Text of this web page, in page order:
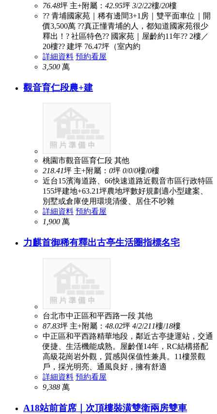
76.48坪 主+附屬： 42.95坪 3/2/22樓/20樓
?? 青埔國家苑｜稀有邊間3+1房｜雙平面車位｜開
價3,500萬 ??真正懂青埔的人，都知道國家苑很少
釋出！? 社區特色?? 國家苑｜屋齡約11年?? 2樓／
20樓?? 建坪 76.47坪（室內約
詳細資料 預約看屋
3,500 萬
觀音育仁段農+建
桃園市觀音區育仁段 其他
218.41坪 主+附屬： 0坪 0/0/0樓/0樓
近台15濱海道路、66快速道路近觀音市區行政特區
155坪建地+63.21坪農地坪數好規劃適小型建案、
別墅或倉庫使用環境清優、居住不吵雜
詳細資料 預約看屋
1,900 萬
力麒首御稀有釋出古亭生活圈指標名宅
台北市中正區和平西路一段 其他
87.83坪 主+附屬： 48.02坪 4/2/211樓/18樓
中正區和平西路精華地段，鄰近古亭捷運站，交通
便捷、生活機能成熟。屋齡僅14年，RC結構搭配
高級花崗岩外觀，質感與保值性兼具。11樓景觀
戶，採光明亮、通風良好，擁有舒適
詳細資料 預約看屋
9,388 萬
A18站前首席｜次頂樓裝潢雙衛兩房雙車